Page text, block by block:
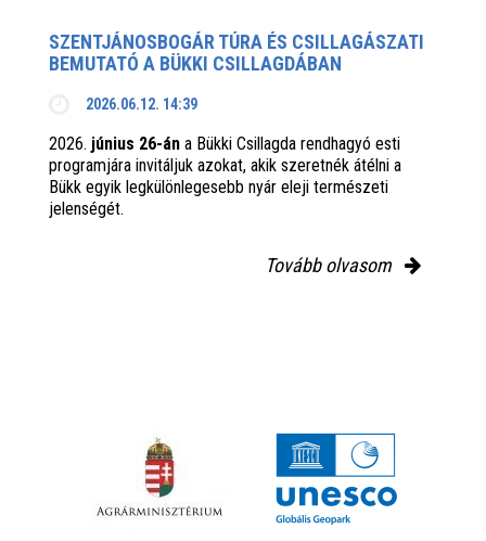
SZENTJÁNOSBOGÁR TÚRA ÉS CSILLAGÁSZATI
BEMUTATÓ A BÜKKI CSILLAGDÁBAN
2026.06.12. 14:39
2026. június 26-án a Bükki Csillagda rendhagyó esti
programjára invitáljuk azokat, akik szeretnék átélni a
Bükk egyik legkülönlegesebb nyár eleji természeti
jelenségét.
Tovább olvasom